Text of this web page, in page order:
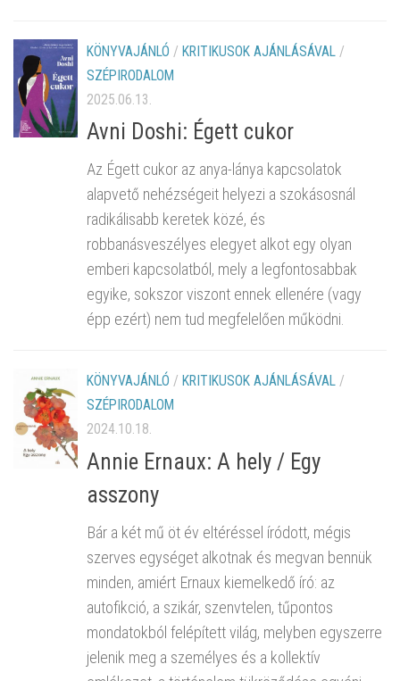
KÖNYVAJÁNLÓ / KRITIKUSOK AJÁNLÁSÁVAL /
SZÉPIRODALOM
2025.06.13.
Avni Doshi: Égett cukor
Az Égett cukor az anya-lánya kapcsolatok
alapvető nehézségeit helyezi a szokásosnál
radikálisabb keretek közé, és
robbanásveszélyes elegyet alkot egy olyan
emberi kapcsolatból, mely a legfontosabbak
egyike, sokszor viszont ennek ellenére (vagy
épp ezért) nem tud megfelelően működni.
KÖNYVAJÁNLÓ / KRITIKUSOK AJÁNLÁSÁVAL /
SZÉPIRODALOM
2024.10.18.
Annie Ernaux: A hely / Egy
asszony
Bár a két mű öt év eltéréssel íródott, mégis
szerves egységet alkotnak és megvan bennük
minden, amiért Ernaux kiemelkedő író: az
autofikció, a szikár, szenvtelen, tűpontos
mondatokból felépített világ, melyben egyszerre
jelenik meg a személyes és a kollektív